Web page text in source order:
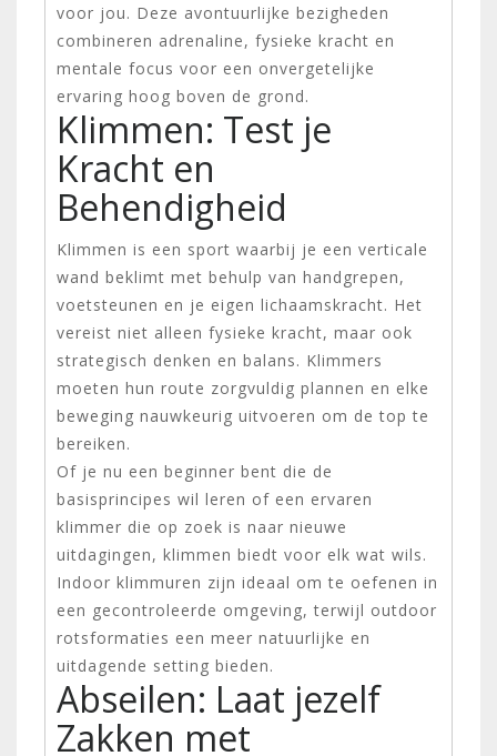
voor jou. Deze avontuurlijke bezigheden
combineren adrenaline, fysieke kracht en
mentale focus voor een onvergetelijke
ervaring hoog boven de grond.
Klimmen: Test je
Kracht en
Behendigheid
Klimmen is een sport waarbij je een verticale
wand beklimt met behulp van handgrepen,
voetsteunen en je eigen lichaamskracht. Het
vereist niet alleen fysieke kracht, maar ook
strategisch denken en balans. Klimmers
moeten hun route zorgvuldig plannen en elke
beweging nauwkeurig uitvoeren om de top te
bereiken.
Of je nu een beginner bent die de
basisprincipes wil leren of een ervaren
klimmer die op zoek is naar nieuwe
uitdagingen, klimmen biedt voor elk wat wils.
Indoor klimmuren zijn ideaal om te oefenen in
een gecontroleerde omgeving, terwijl outdoor
rotsformaties een meer natuurlijke en
uitdagende setting bieden.
Abseilen: Laat jezelf
Zakken met